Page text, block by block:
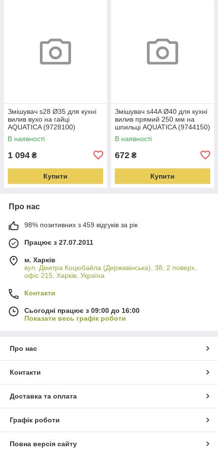
Змішувач s28 Ø35 для кухні
вилив вухо на гайці
AQUATICA (9728100)
В наявності
1 094 ₴
Купити
Змішувач s44A Ø40 для кухні
вилив прямий 250 мм на
шпильці AQUATICA (9744150)
В наявності
672 ₴
Купити
Про нас
98% позитивних з 459 відгуків за рік
Працює з 27.07.2011
м. Харків
вул. Дмитра Коцюбайла (Державінська), 38, 2 поверх,
офіс 215, Харків, Україна
Контакти
Сьогодні працює з 09:00 до 16:00
Показати весь графік роботи
Про нас
Контакти
Доставка та оплата
Графік роботи
Повна версія сайту